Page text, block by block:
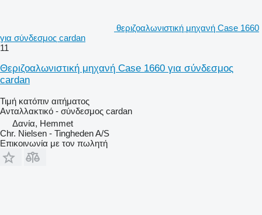
θεριζοαλωνιστική μηχανή Case 1660
για σύνδεσμος cardan
11
Θεριζοαλωνιστική μηχανή Case 1660 για σύνδεσμος
cardan
Τιμή κατόπιν αιτήματος
Ανταλλακτικό - σύνδεσμος cardan
Δανία, Hemmet
Chr. Nielsen - Tingheden A/S
Επικοινωνία με τον πωλητή